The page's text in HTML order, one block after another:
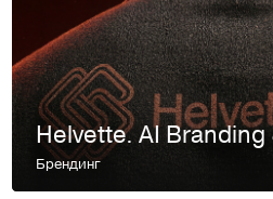
Брендинг